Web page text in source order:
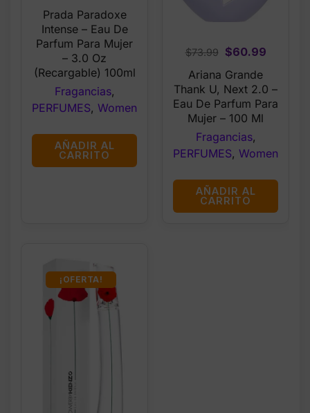
price
was:
$168.99.$162.99.
Prada Paradoxe
Intense – Eau De
Parfum Para Mujer
– 3.0 Oz
(Recargable) 100ml
Fragancias,
PERFUMES, Women
AÑADIR AL
CARRITO
$73.99
Original
price
was:
$73.99.
$60.99Current
is:
$60.99.
Ariana Grande
Thank U, Next 2.0 –
Eau De Parfum Para
Mujer – 100 Ml
Fragancias,
PERFUMES, Women
AÑADIR AL
CARRITO
¡OFERTA!